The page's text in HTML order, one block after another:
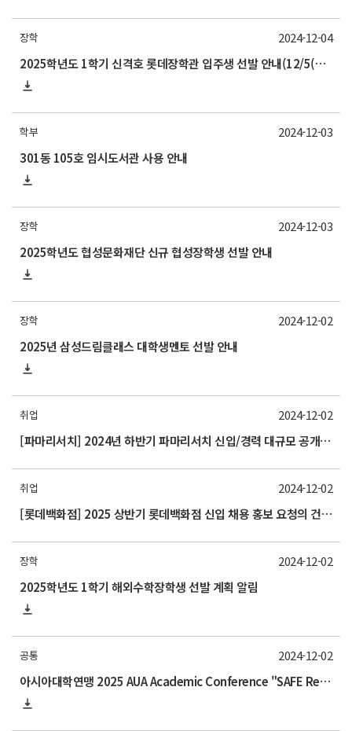
장학
2025학년도 1학기 신격호 롯데장학관 입주생 선발 안내(12/5(목) 10:00 기한엄수)
2024-12-04
학부
301동 105호 임시도서관 사용 안내
2024-12-03
장학
2025학년도 협성문화재단 신규 협성장학생 선발 안내
2024-12-03
장학
2025년 삼성드림클래스 대학생멘토 선발 안내
2024-12-02
취업
[파마리서치] 2024년 하반기 파마리서치 신입/경력 대규모 공개채용 모집 (~12/27) 홍보 요청의 건
2024-12-02
취업
[롯데백화점] 2025 상반기 롯데백화점 신입 채용 홍보 요청의 건 (~12/25)
2024-12-02
장학
2025학년도 1학기 해외수학장학생 선발 계획 알림
2024-12-02
공통
아시아대학연맹 2025 AUA Academic Conference "SAFE Reproductive Health" 참가 안내
2024-12-02